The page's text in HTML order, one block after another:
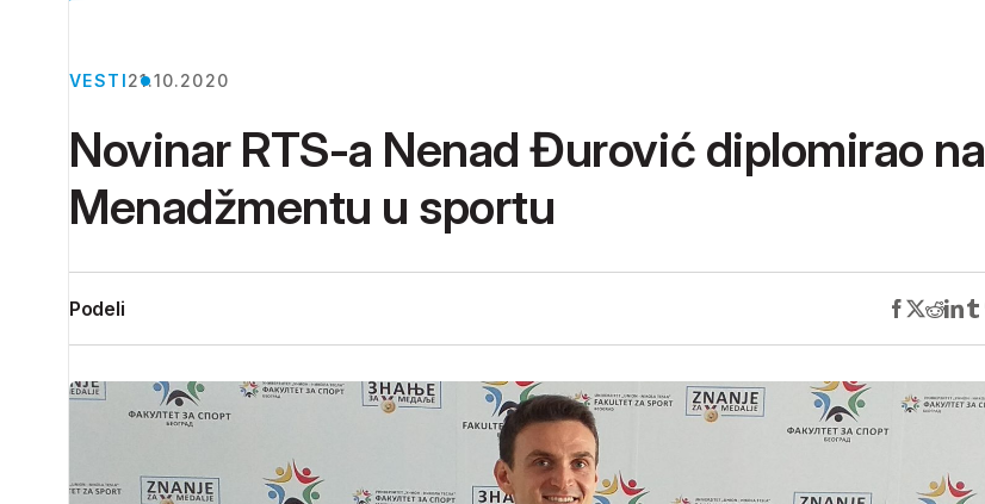
VESTI21.10.2020
Novinar RTS-a Nenad Đurović diplomirao na
Menadžmentu u sportu
Podeli